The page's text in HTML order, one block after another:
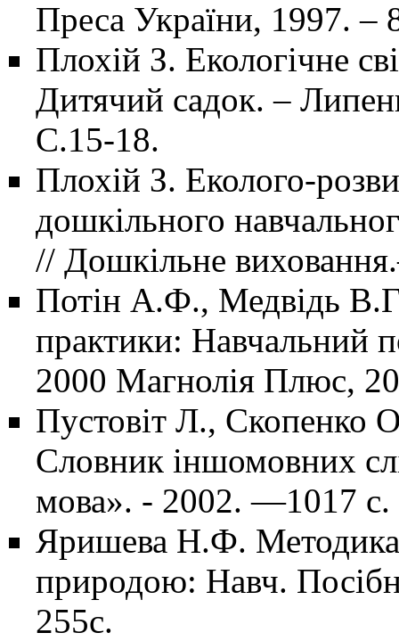
Преса України, 1997. –
Плохій З. Екологічне
Дитячий садок. –
С.15-18.
Плохій З. Еколого-
дошкільного
// Дошкільне
Потін А.Ф., Медвідь В.Г.
практики: Навчальний
2000 Магнолія Плюс,
Пустовіт Л.,
Словник іншомовних
мова». - 2002. —1017 с.
Яришева Н.Ф. Методика
природою: Навч.
255с.